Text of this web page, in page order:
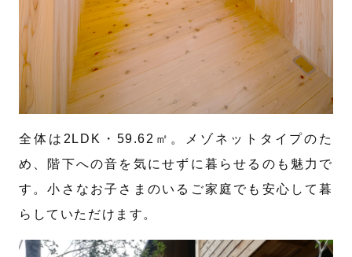
全体は2LDK・59.62㎡。メゾネットタイプのた
め、階下への音を気にせずに暮らせるのも魅力で
す。小さなお子さまのいるご家庭でも安心して暮
らしていただけます。